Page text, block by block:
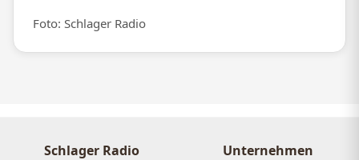
Foto: Schlager Radio
Schlager Radio Unternehmen